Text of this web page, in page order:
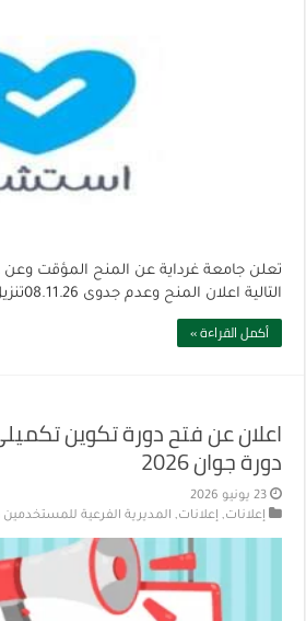
تعلن جامعة غرداية عن المنح المؤقت
التالية اعلان المنح وعدم جدوى 08.11.26تنزيل
أكمل القراءة »
اعلان عن فتح دورة تكوين
دورة جوان 2026
23 يونيو 2026
إعلانات, إعلانات, المديرية الفرعية للمستخدمين